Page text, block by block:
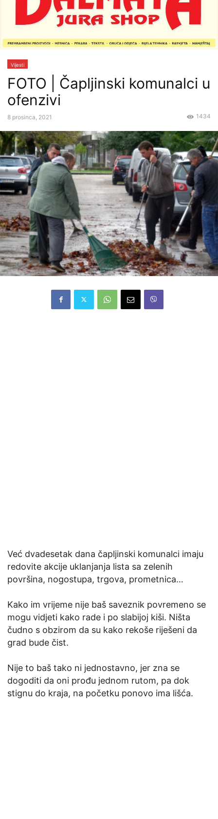
Vijesti
FOTO | Čapljinski komunalci u
ofenzivi
8 prosinca, 2021 1434
Već dvadesetak dana čapljinski komunalci imaju
redovite akcije uklanjanja lista sa zelenih
površina, nogostupa, trgova, prometnica…
Kako im vrijeme nije baš saveznik povremeno se
mogu vidjeti kako rade i po slabijoj kiši. Ništa
čudno s obzirom da su kako rekoše riješeni da
grad bude čist.
Nije to baš tako ni jednostavno, jer zna se
dogoditi da oni prođu jednom rutom, pa dok
stignu do kraja, na početku ponovo ima lišća.